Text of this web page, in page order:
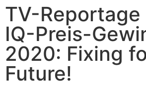
TV-
IQ-Preis-
2020: Fixing
Future!